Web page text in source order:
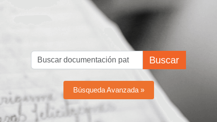
Buscar
Búsqueda Avanzada »